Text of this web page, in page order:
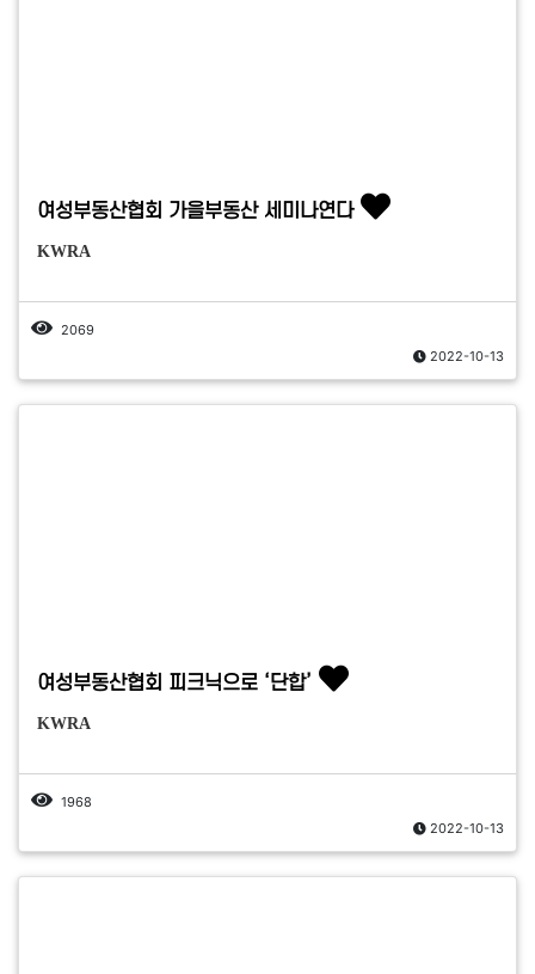
여성부동산협회 가을부동산 세미나연다
KWRA
2069
2022-10-13
여성부동산협회 피크닉으로 ‘단합’
KWRA
1968
2022-10-13